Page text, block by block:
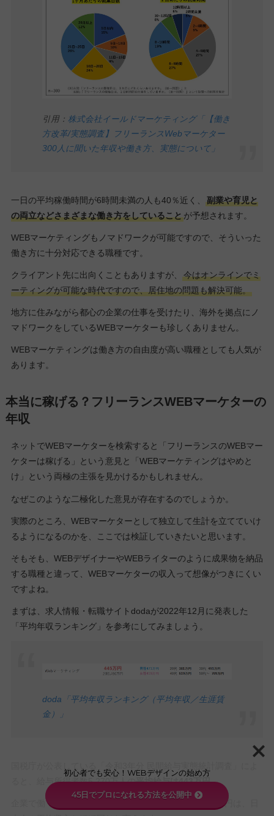
引用： 株式会社イールドマーケティング「【働き
方改革/実態調査】フリーランスWebマーケター
300人に聞いた年収や働き方、実態について」
一日の平均稼働時間が6時間未満の人も40％近く、
副業や育児と
の両立などさまざまな働き方をしていることが予想されます。
WEBマーケティングもノマドワークが可能ですので、そういった
働き方に十分対応できる職種です。
クライアント先に出向くこともありますが、
今はオンラインでミ
ーティングが可能な時代ですので、居住地の問題も解決可能。
地方に住みながら都心の企業の仕事を受けたり、海外を拠点にノ
マドワークをしているWEBマーケターも珍しくありません。
WEBマーケティングは働き方の自由度が高い職種としても人気が
あります。
本当に稼げる？フリーランスWEBマーケターの
年収
ネットでWEBマーケターを検索すると「フリーランスのWEBマー
ケターは稼げる」という意見と「WEBマーケティングはやめと
け」という両極の主張を見かけるかもしれません。
なぜこのような二極化した意見が存在するのでしょうか。
実際のところ、WEBマーケターとして独立して生計を立てていけ
るようになるのかを、ここでは検証していきたいと思います。
そもそも、WEBデザイナーやWEBライターのように成果物を納品
する職種と違って、WEBマーケターの収入って想像がつきにくい
ですよね。
まずは、求人情報・転職サイトdodaが2022年12月に発表した
「平均年収ランキング」を参考にしてみましょう。
doda「平均年収ランキング（平均年収／生涯賃
金）」
ると、給与所得者数5,270万人の平均給与は443万円。
企業で働くWEBマーケティング従事者の平均年収445万円は、日
初心者でも安心！WEBデザインの始め方
45日でプロになれる方法を公開中